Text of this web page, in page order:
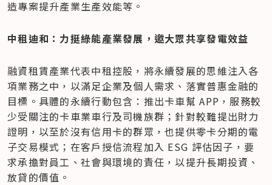
造專案提升產業生產效能等。
中租迪和：力挺綠能產業發展，邀大眾共享發電效益
融資租賃產業代表中租控股，將永續發展的思維注入各
項業務之中，以滿足企業及個人需求、落實普惠金融的
目標。具體的永續行動包含：推出卡車幫 APP，服務較
少受關注的卡車業車行及司機族群；針對較難提出財力
證明，以至於沒有信用卡的群眾，也提供零卡分期的電
子交易模式；在客戶授信流程加入 ESG 評估因子，要
求承擔對員工、社會與環境的責任，以提升長期投資、
放貸的價值。